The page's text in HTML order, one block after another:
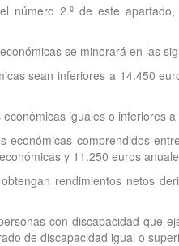
número 2.º de este
se minorará en las
sean inferiores a 14.450
iguales o inferiores
económicas comprendidos
y 11.250 euros
rendimientos netos
con discapacidad que
de discapacidad igual o